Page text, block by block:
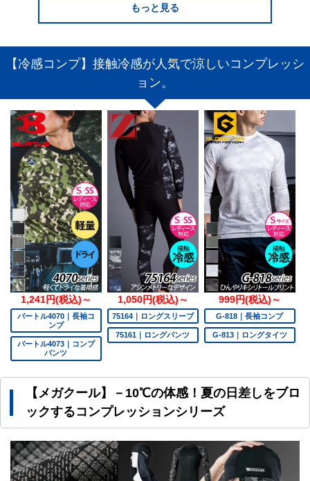
もっと見る
【冷感コンプ】接触冷感が人気で涼しいコンプレッシ
ョン。
1,241円(税込)～
バートル4070｜長袖コ
ンプ
バートル4073｜コンプ
パンツ
1,050円(税込)～
75164｜ロングスリーブ
75161｜ロングパンツ
999円(税込)～
G-818｜長袖コンプ
G-813｜ロングタイツ
【メガクール】－10℃の体感！夏の日差しをブロ
ックするコンプレッションシリーズ